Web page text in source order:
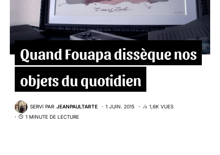
Quand Fouapa dissèque nos
objets du quotidien
SERVI PAR JEANPAULTARTE 1 JUIN. 2015
1,6K VUES
1 MINUTE DE LECTURE